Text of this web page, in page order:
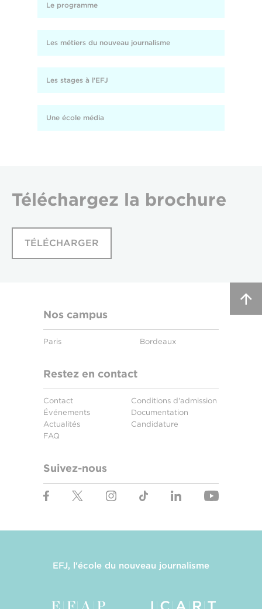
Le programme
Les métiers du nouveau journalisme
Les stages à l'EFJ
Une école média
Téléchargez la brochure
TÉLÉCHARGER
Nos campus
Paris Bordeaux
Restez en contact
Contact
Événements
Actualités
FAQ
Conditions d'admission
Documentation
Candidature
Suivez-nous
EFJ, l'école du nouveau journalisme